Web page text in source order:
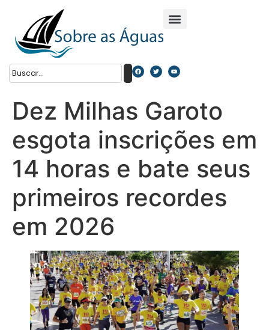
Dez Milhas Garoto
esgota inscrições em
14 horas e bate seus
primeiros recordes
em 2026